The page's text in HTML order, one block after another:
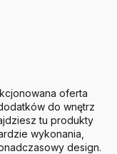
oferta
do wnętrz
tu produkty
wykonania,
design.